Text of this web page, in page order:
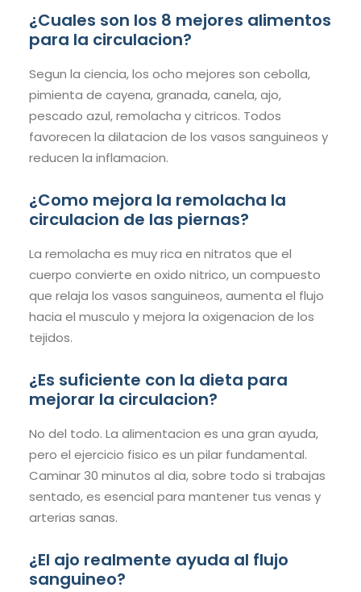
¿Cuales son los 8 mejores alimentos
para la circulacion?
Segun la ciencia, los ocho mejores son cebolla,
pimienta de cayena, granada, canela, ajo,
pescado azul, remolacha y citricos. Todos
favorecen la dilatacion de los vasos sanguineos y
reducen la inflamacion.
¿Como mejora la remolacha la
circulacion de las piernas?
La remolacha es muy rica en nitratos que el
cuerpo convierte en oxido nitrico, un compuesto
que relaja los vasos sanguineos, aumenta el flujo
hacia el musculo y mejora la oxigenacion de los
tejidos.
¿Es suficiente con la dieta para
mejorar la circulacion?
No del todo. La alimentacion es una gran ayuda,
pero el ejercicio fisico es un pilar fundamental.
Caminar 30 minutos al dia, sobre todo si trabajas
sentado, es esencial para mantener tus venas y
arterias sanas.
¿El ajo realmente ayuda al flujo
sanguineo?